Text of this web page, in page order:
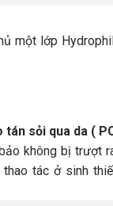
một lớp
sỏi qua da (